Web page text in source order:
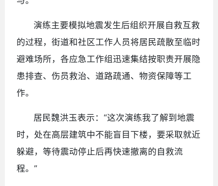
演练主要模拟地震发生后组织开展自救互救
的过程，街道和社区工作人员将居民疏散至临时
避难场所，各应急工作组迅速集结按职责开展隐
患排查、伤员救治、道路疏通、物资保障等工
作。
居民魏洪玉表示：“这次演练我了解到地震
时，处在高层建筑中不能盲目下楼，要采取就近
躲避，等待震动停止后再快速撤离的自救流
程。”